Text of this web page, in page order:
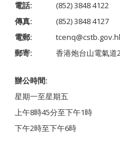
電話:
(852) 3848 4122
傳真:
(852) 3848 4127
電郵:
郵寄:
香港炮台山電氣道
辦公時間:
星期一至星期五
上午8時45分至下午1時
下午2時至下午6時